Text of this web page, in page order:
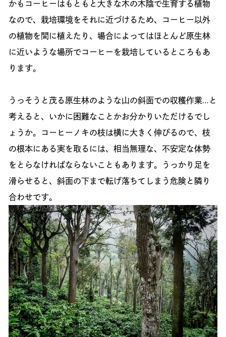
かもコーヒーはもともと大きな木の木陰で生育する植物
なので、栽培環境をそれに近づけるため、コーヒー以外
の植物を間に植えたり、場合によってはほとんど原生林
に近いような場所でコーヒーを栽培しているところもあ
ります。
うっそうと茂る原生林のような山の斜面での収穫作業…と
考えると、いかに困難なことかお分かりいただけるでし
ょうか。コーヒーノキの枝は横に大きく伸びるので、枝
の根本にある実を取るには、相当無理な、不安定な体勢
をとらなければならないこともあります。うっかり足を
滑らせると、斜面の下まで転げ落ちてしまう危険と隣り
合わせです。